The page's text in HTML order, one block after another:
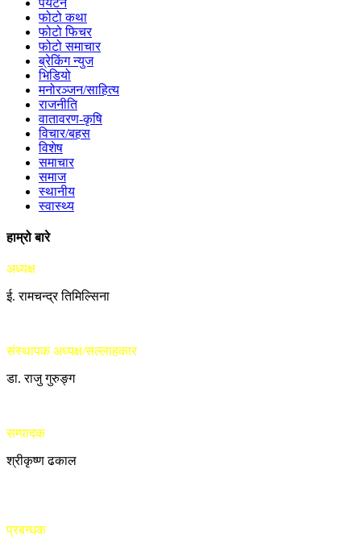
फोटो कथा
फोटो फिचर
फोटो समाचार
ब्रेकिंग न्युज
भिडियो
मनोरञ्जन/साहित्य
राजनीति
वातावरण-कृषि
विचार/बहस
विशेष
समाचार
समाज
स्थानीय
स्वास्थ्य
हाम्रो बारे
अध्यक्ष
ई. रामचन्द्र तिमिल्सिना
संस्थापक अध्यक्ष/सल्लाहकार
डा. राजु गुरुङ्ग
सम्पादक
श्रीकृष्ण ढकाल
प्रबन्धक